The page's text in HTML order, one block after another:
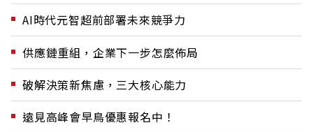
AI時代元智超前部署未來競爭力
供應鏈重組，企業下一步怎麼佈局
破解決策新焦慮，三大核心能力
遠見高峰會早鳥優惠報名中！